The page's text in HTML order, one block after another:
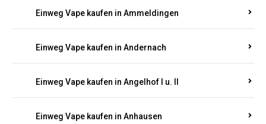
Einweg Vape kaufen in Ammeldingen
Einweg Vape kaufen in Andernach
Einweg Vape kaufen in Angelhof I u. II
Einweg Vape kaufen in Anhausen